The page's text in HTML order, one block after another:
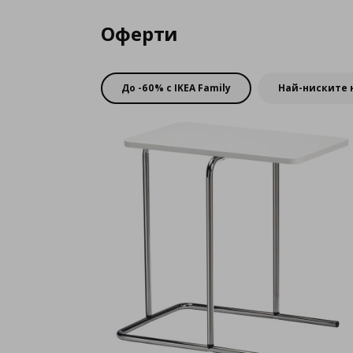
Оферти
До -60% с IKEA Family Най-ниските